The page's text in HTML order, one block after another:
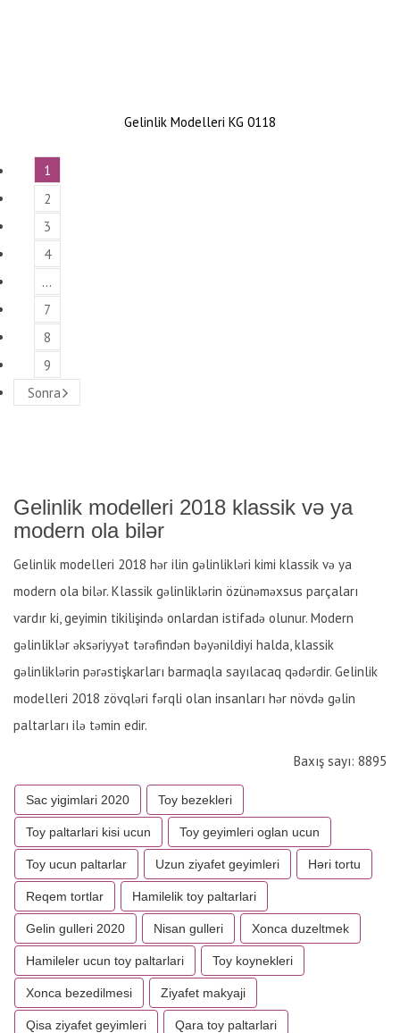
Gelinlik Modelleri KG 0118
1
2
3
4
…
7
8
9
Sonra
Gelinlik modelleri 2018 klassik və ya
modern ola bilər
Gelinlik modelleri 2018 hər ilin gəlinlikləri kimi klassik və ya
modern ola bilər. Klassik gəlinliklərin özünəməxsus parçaları
vardır ki, geyimin tikilişində onlardan istifadə olunur. Modern
gəlinliklər əksəriyyət tərəfindən bəyənildiyi halda, klassik
gəlinliklərin pərəstişkarları barmaqla sayılacaq qədərdir. Gelinlik
modelleri 2018 zövqləri fərqli olan insanları hər növdə gəlin
paltarları ilə təmin edir.
Baxış sayı: 8895
Sac yigimlari 2020 Toy bezekleri
Toy paltarlari kisi ucun Toy geyimleri oglan ucun
Toy ucun paltarlar Uzun ziyafet geyimleri Həri tortu
Reqem tortlar Hamilelik toy paltarlari
Gelin gulleri 2020 Nisan gulleri Xonca duzeltmek
Hamileler ucun toy paltarlari Toy koynekleri
Xonca bezedilmesi Ziyafet makyaji
Qisa ziyafet geyimleri Qara toy paltarlari